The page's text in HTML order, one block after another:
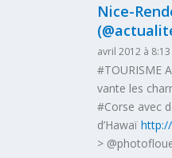
Nice-
avril 2012 à 8:13
#TOURISME
vante les
#Corse avec
d’Hawaï
>